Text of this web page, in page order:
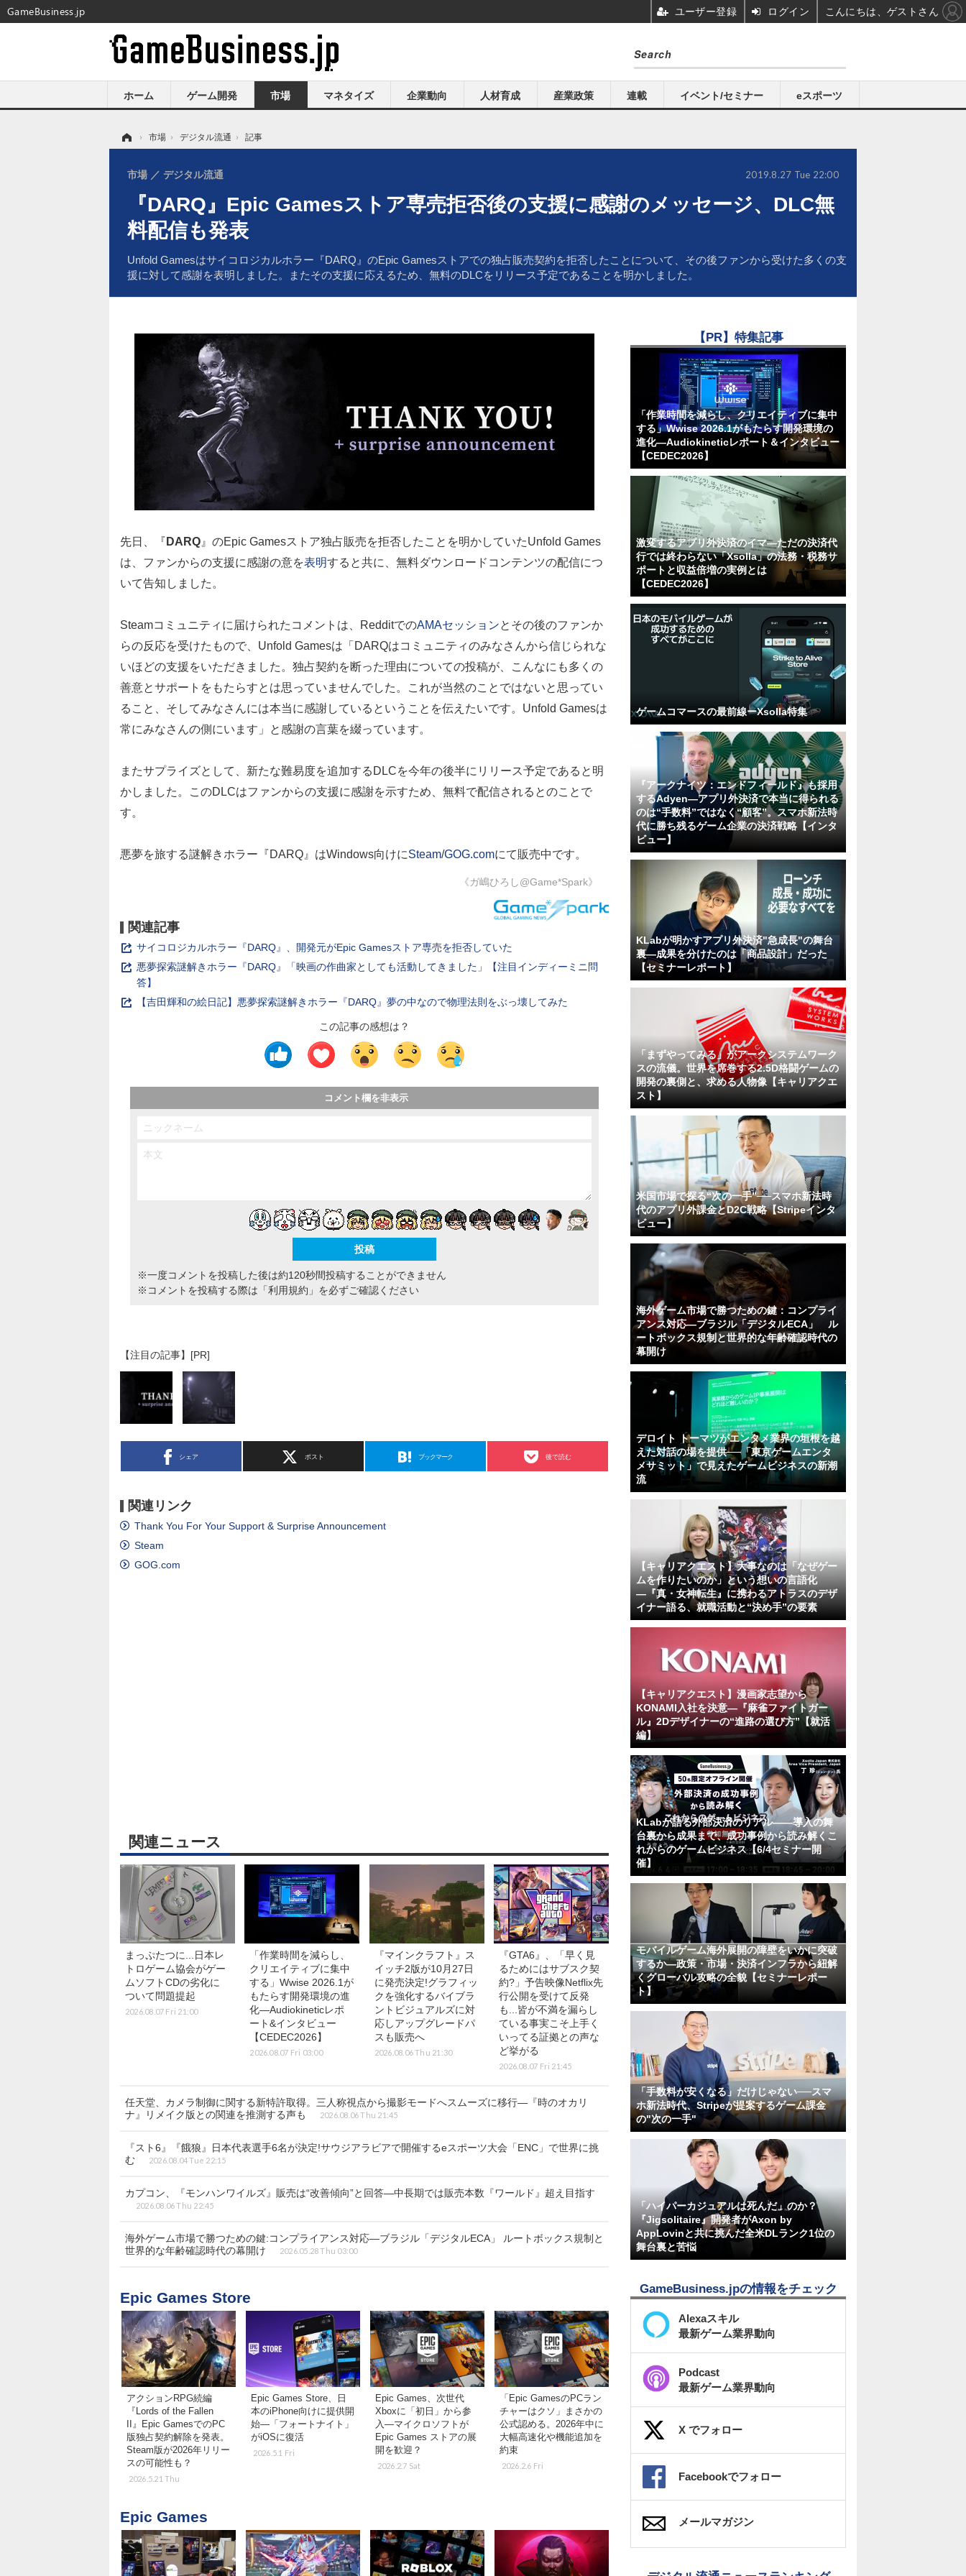
ホーム ゲーム開発 市場 マネタイズ 企業動向 人材育成 産業政策 連載 イベント/セミナー eスポーツ
› 市場 › デジタル流通 › 記事
『DARQ』Epic Gamesストア専売拒否後の支援に感謝のメッセージ、DLC無
料配信も発表
Unfold Gamesはサイコロジカルホラー『DARQ』のEpic Gamesストアでの独占販売契約を拒否したことについて、その後ファンから受けた多くの支
援に対して感謝を表明しました。またその支援に応えるため、無料のDLCをリリース予定であることを明かしました。
市場 デジタル流通 2019.8.27 Tue 22:00
先日、『DARQ 』のEpic Gamesストア独占販売を拒否したことを明かしていたUnfold Games
は、ファンからの支援に感謝の意を表明すると共に、無料ダウンロードコンテンツの配信につ
いて告知しました。
Steamコミュニティに届けられたコメントは、RedditでのAMAセッションとその後のファンか
らの反応を受けたもので、Unfold Gamesは「DARQはコミュニティのみなさんから信じられな
いほどの支援をいただきました。独占契約を断った理由についての投稿が、こんなにも多くの
善意とサポートをもたらすとは思っていませんでした。これが当然のことではないと思ってい
ること、そしてみなさんには本当に感謝しているということを伝えたいです。Unfold Gamesは
常にみなさんの側にいます」と感謝の言葉を綴っています。
またサプライズとして、新たな難易度を追加するDLCを今年の後半にリリース予定であると明
かしました。このDLCはファンからの支援に感謝を示すため、無料で配信されるとのことで
す。
悪夢を旅する謎解きホラー『DARQ』はWindows向けにSteam/GOG.comにて販売中です。
《ガ嶋ひろし@Game*Spark》
関連記事
サイコロジカルホラー『DARQ』、開発元がEpic Gamesストア専売を拒否していた
悪夢探索謎解きホラー『DARQ』「映画の作曲家としても活動してきました」【注目インディーミニ問
答】
【吉田輝和の絵日記】悪夢探索謎解きホラー『DARQ』夢の中なので物理法則をぶっ壊してみた
この記事の感想は？
コメント欄を非表示
※一度コメントを投稿した後は約120秒間投稿することができません
※コメントを投稿する際は 「利用規約」 を必ずご確認ください
【注目の記事】[PR]
シェア ポスト ブックマーク 後で読む
関連リンク
Thank You For Your Support & Surprise Announcement
Steam
GOG.com
関連ニュース
まっぷたつに...日本レ
トロゲーム協会がゲー
ムソフトCDの劣化に
ついて問題提起
2026.08.07 Fri 21:00
「作業時間を減らし、
クリエイティブに集中
する」Wwise 2026.1が
もたらす開発環境の進
化―Audiokineticレポ
ート&インタビュー
【CEDEC2026】
2026.08.07 Fri 03:00
『マインクラフト』ス
イッチ2版が10月27日
に発売決定!グラフィッ
クを強化するバイブラ
ントビジュアルズに対
応しアップグレードパ
スも販売へ
2026.08.06 Thu 21:30
『GTA6』、「早く見
るためにはサブスク契
約?」予告映像Netflix先
行公開を受けて反発
も...皆が不満を漏らし
ている事実こそ上手く
いってる証拠との声な
ど挙がる
2026.08.07 Fri 21:45
任天堂、カメラ制御に関する新特許取得。三人称視点から撮影モードへスムーズに移行―『時のオカリ
ナ』リメイク版との関連を推測する声も
2026.08.06 Thu 21:45
『スト6』『餓狼』日本代表選手6名が決定!サウジアラビアで開催するeスポーツ大会「ENC」で世界に挑
む
2026.08.04 Tue 22:15
カプコン、『モンハンワイルズ』販売は“改善傾向”と回答―中長期では販売本数『ワールド』超え目指す
2026.08.06 Thu 22:45
海外ゲーム市場で勝つための鍵:コンプライアンス対応—ブラジル「デジタルECA」 ルートボックス規制と
世界的な年齢確認時代の幕開け
2026.05.28 Thu 03:00
Epic Games Store
アクションRPG続編
『Lords of the Fallen
II』Epic GamesでのPC
版独占契約解除を発表。
Steam版が2026年リリー
スの可能性も？
2026.5.21 Thu
Epic Games Store、日
本のiPhone向けに提供開
始―「フォートナイト」
がiOSに復活
2026.5.1 Fri
Epic Games、次世代
Xboxに「初日」から参
入―マイクロソフトが
Epic Games ストアの展
開を歓迎？
2026.2.7 Sat
「Epic GamesのPCラン
チャーはクソ」まさかの
公式認める。2026年中に
大幅高速化や機能追加を
約束
2026.2.6 Fri
Epic Games
【PR】特集記事
「作業時間を減らし、クリエイティブに集中
する」Wwise 2026.1がもたらす開発環境の
進化―Audiokineticレポート＆インタビュー
【CEDEC2026】
激変するアプリ外決済のイマ―ただの決済代
行では終わらない「Xsolla」の法務・税務サ
ポートと収益倍増の実例とは
【CEDEC2026】
ゲームコマースの最前線ーXsolla特集
『アークナイツ：エンドフィールド』も採用
するAdyen―アプリ外決済で本当に得られる
のは“手数料”ではなく“顧客”。スマホ新法時
代に勝ち残るゲーム企業の決済戦略【インタ
ビュー】
KLabが明かすアプリ外決済"急成長"の舞台
裏―成果を分けたのは「商品設計」だった
【セミナーレポート】
「まずやってみる」がアークシステムワーク
スの流儀。世界を席巻する2.5D格闘ゲームの
開発の裏側と、求める人物像【キャリアクエ
スト】
米国市場で探る“次の一手”──スマホ新法時
代のアプリ外課金とD2C戦略【Stripeインタ
ビュー】
海外ゲーム市場で勝つための鍵：コンプライ
アンス対応—ブラジル「デジタルECA」 ル
ートボックス規制と世界的な年齢確認時代の
幕開け
デロイト トーマツがエンタメ業界の垣根を越
えた対話の場を提供──「東京ゲームエンタ
メサミット」で見えたゲームビジネスの新潮
流
【キャリアクエスト】大事なのは「なぜゲー
ムを作りたいのか」という想いの言語化
―『真・女神転生』に携わるアトラスのデザ
イナー語る、就職活動と“決め手”の要素
【キャリアクエスト】漫画家志望から
KONAMI入社を決意―『麻雀ファイトガー
ル』2Dデザイナーの“進路の選び方”【就活
編】
KLabが語る外部決済のリアル――導入の舞
台裏から成果まで、成功事例から読み解くこ
れからのゲームビジネス【6/4セミナー開
催】
モバイルゲーム海外展開の障壁をいかに突破
するか―政策・市場・決済インフラから紐解
くグローバル攻略の全貌【セミナーレポー
ト】
「手数料が安くなる」だけじゃない──スマ
ホ新法時代、Stripeが提案するゲーム課金
の"次の一手"
「ハイパーカジュアルは死んだ」のか？
『Jigsolitaire』開発者がAxon by
AppLovinと共に挑んだ全米DLランク1位の
舞台裏と苦悩
GameBusiness.jpの情報をチェック
Alexaスキル
最新ゲーム業界動向
Podcast
最新ゲーム業界動向
X でフォロー
Facebookでフォロー
メールマガジン
GameBusiness.jp ユーザー登録 ログイン こんにちは、ゲストさん